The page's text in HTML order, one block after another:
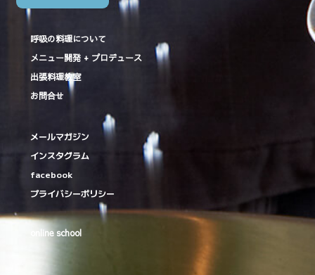
呼吸の料理について
メニュー開発 + プロデュース
出張料理教室
お問合せ
メールマガジン
インスタグラム
facebook
プライバシーポリシー
online school